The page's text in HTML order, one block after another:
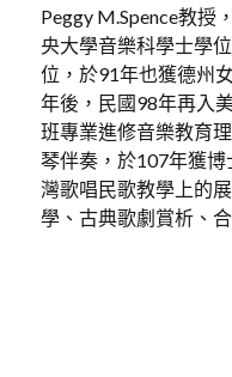
Peggy M.Spence教授
央大學音樂科學士學
位，於91年也獲德州
年後，民國98年再入
班專業進修音樂教育
琴伴奏，於107年獲博
灣歌唱民歌教學上的
學、古典歌劇賞析、